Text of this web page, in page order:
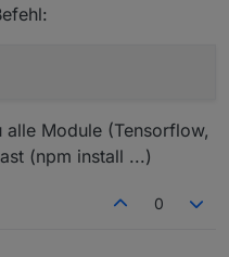
halt mal sehen bisher weiß
Module (Tensorflow,
(npm install ...)
0